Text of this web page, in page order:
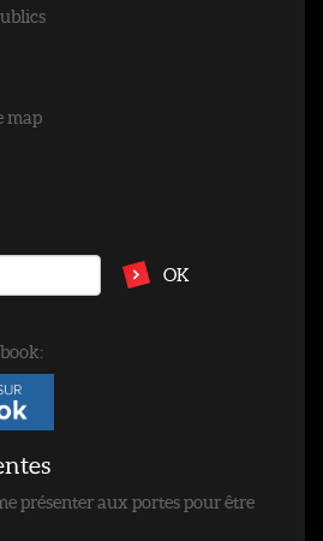
map
OK
présenter aux portes pour être